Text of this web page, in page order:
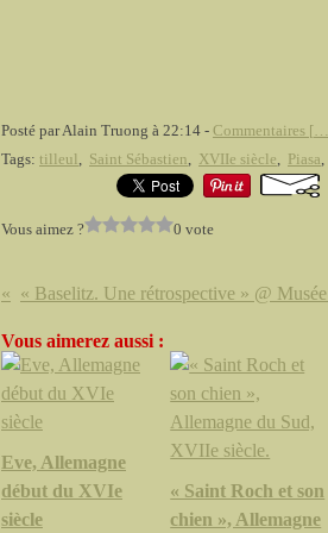
Posté par Alain Truong à 22:14 - Commentaires […
Tags: tilleul, Saint Sébastien, XVIIe siècle, Piasa,
Vous aimez ? 0 vote
Vous aimerez aussi :
Eve, Allemagne
début du XVIe
siècle
« Saint Roch et son
chien », Allemagne